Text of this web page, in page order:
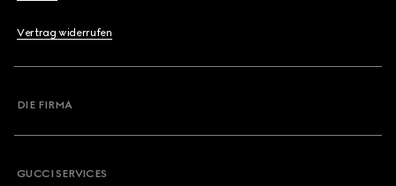
Vertrag widerrufen
DIE FIRMA
GUCCI SERVICES